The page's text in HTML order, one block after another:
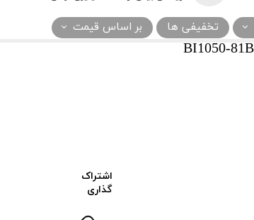
سفارشات
خروج از حساب
کاربری
تخفیفی ها بر اساس قیمت
اشتراک
گذاری